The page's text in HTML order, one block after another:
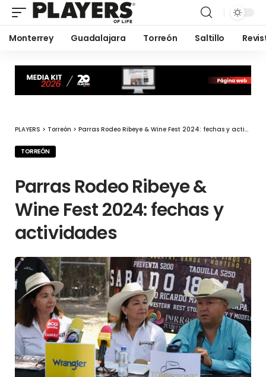
Monterrey Guadalajara Torreón Saltillo
PLAYERS > Torreón > Parras Rodeo Ribeye & Wine Fest 2024: fechas y actividades
TORREÓN
Parras Rodeo Ribeye &
Wine Fest 2024: fechas y
actividades